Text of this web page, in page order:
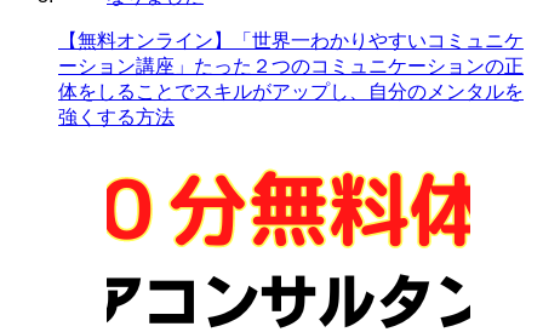
【無料オンライン】「世界一わかりやすいコミュニケ
ーション講座」たった２つのコミュニケーションの正
体をしることでスキルがアップし、自分のメンタルを
強くする方法